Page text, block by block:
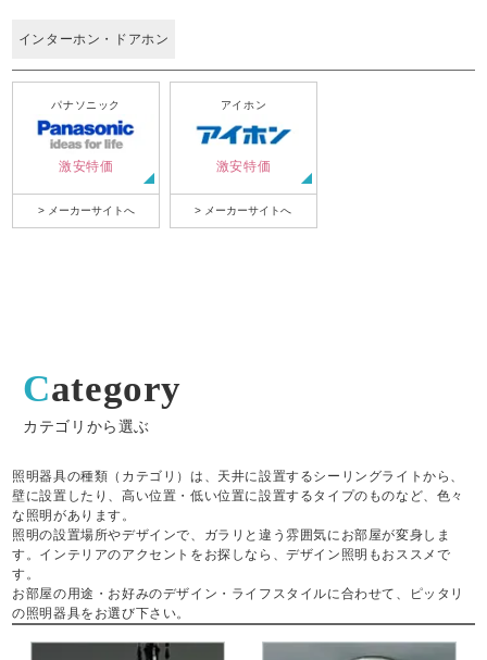
インターホン・ドアホン
パナソニック
激安特価
> メーカーサイトへ
アイホン
激安特価
> メーカーサイトへ
Category
カテゴリから選ぶ
照明器具の種類（カテゴリ）は、天井に設置するシーリングライトから、
壁に設置したり、高い位置・低い位置に設置するタイプのものなど、色々
な照明があります。
照明の設置場所やデザインで、ガラリと違う雰囲気にお部屋が変身しま
す。インテリアのアクセントをお探しなら、デザイン照明もおススメで
す。
お部屋の用途・お好みのデザイン・ライフスタイルに合わせて、ピッタリ
の照明器具をお選び下さい。